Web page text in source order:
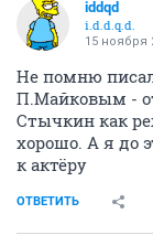
iddqd
i.d.d.q.d.
15 ноября
Не помню
П.Майковым -
Стычкин как
хорошо. А я до
к актёру
ОТВЕТИТЬ